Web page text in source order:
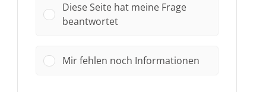
Diese Seite hat meine Frage
beantwortet
Mir fehlen noch Informationen